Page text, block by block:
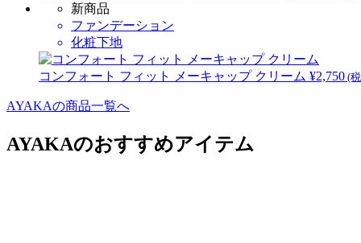
新商品
ファンデーション
化粧下地
コンフォート フィット メーキャップ クリーム ¥2,750 (
AYAKAの商品一覧へ
AYAKAのおすすめアイテム